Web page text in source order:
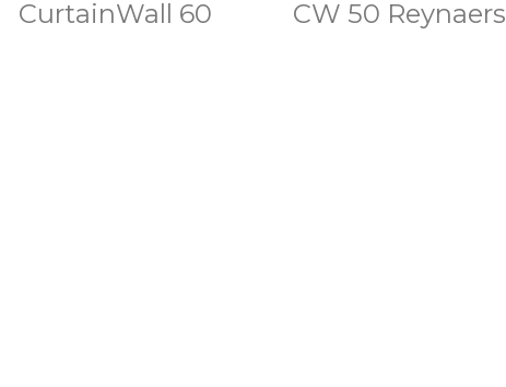
CurtainWall 60 CW 50 Reynaers